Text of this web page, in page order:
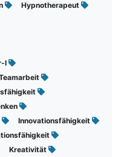
Hypnotherapeut
I
Innovationsfähigkeit
Kreativität